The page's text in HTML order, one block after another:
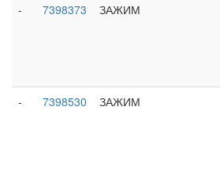
-
7398373 ЗАЖИМ
-
7398530 ЗАЖИМ